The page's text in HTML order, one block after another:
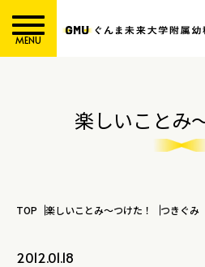
MENU
楽しいことみ
TOP 楽しいことみ～つけた！ つきぐ
2012.01.18